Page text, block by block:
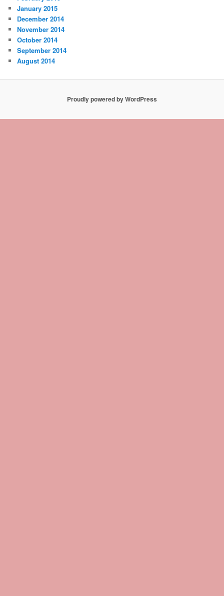
January 2015
December 2014
November 2014
October 2014
September 2014
August 2014
Proudly powered by WordPress